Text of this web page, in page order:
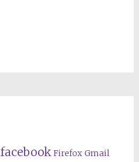
facebook Firefox Gmail